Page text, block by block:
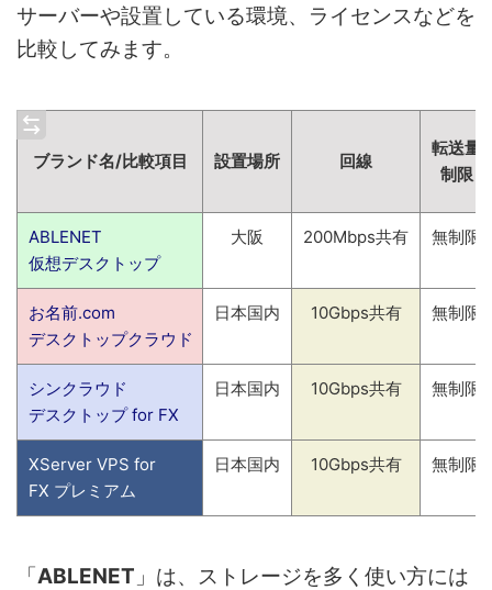
サーバーや設置している環境、ライセンスなどを
比較してみます。
ブランド名/比較項目 設置場所 回線
転送量
制限
ABLENET
仮想デスクトップ
大阪 200Mbps共有 無制限
お名前.com
デスクトップクラウド
日本国内 10Gbps共有 無制限
シンクラウド
デスクトップ for FX
日本国内 10Gbps共有 無制限
XServer VPS for
FX プレミアム
日本国内 10Gbps共有 無制限
「ABLENET 」は、ストレージを多く使い方には